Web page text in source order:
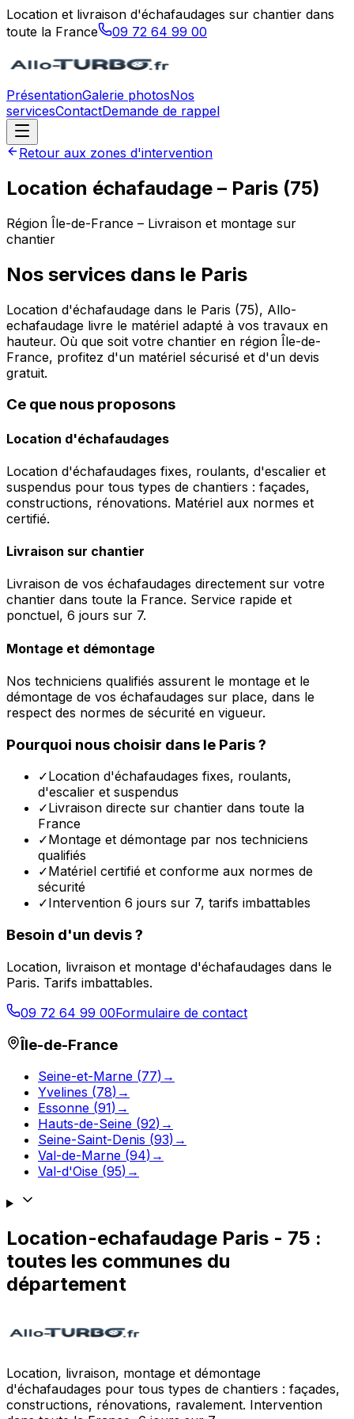
Location et livraison d'échafaudages sur chantier dans
toute la France
09 72 64 99 00
PrésentationGalerie photosNos
servicesContactDemande de rappel
Retour aux zones d'intervention
Location échafaudage – Paris (75)
Région Île-de-France – Livraison et montage sur
chantier
Nos services dans le Paris
Location d'échafaudage dans le Paris (75), Allo-
echafaudage livre le matériel adapté à vos travaux en
hauteur. Où que soit votre chantier en région Île-de-
France, profitez d'un matériel sécurisé et d'un devis
gratuit.
Ce que nous proposons
Location d'échafaudages
Location d'échafaudages fixes, roulants, d'escalier et
suspendus pour tous types de chantiers : façades,
constructions, rénovations. Matériel aux normes et
certifié.
Livraison sur chantier
Livraison de vos échafaudages directement sur votre
chantier dans toute la France. Service rapide et
ponctuel, 6 jours sur 7.
Montage et démontage
Nos techniciens qualifiés assurent le montage et le
démontage de vos échafaudages sur place, dans le
respect des normes de sécurité en vigueur.
Pourquoi nous choisir dans le Paris?
✓Location d'échafaudages fixes, roulants,
d'escalier et suspendus
✓Livraison directe sur chantier dans toute la
France
✓Montage et démontage par nos techniciens
qualifiés
✓Matériel certifié et conforme aux normes de
sécurité
✓Intervention 6 jours sur 7, tarifs imbattables
Besoin d'un devis ?
Location, livraison et montage d'échafaudages dans le
Paris. Tarifs imbattables.
09 72 64 99 00Formulaire de contact
Île-de-France
Seine-et-Marne (77) →
Yvelines (78) →
Essonne (91) →
Hauts-de-Seine (92) →
Seine-Saint-Denis (93) →
Val-de-Marne (94) →
Val-d'Oise (95) →
Location-echafaudage Paris - 75 :
toutes les communes du
département
Location, livraison, montage et démontage
d'échafaudages pour tous types de chantiers : façades,
constructions, rénovations, ravalement. Intervention